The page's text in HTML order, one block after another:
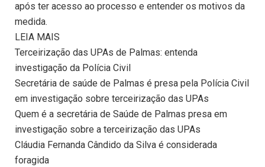
após ter acesso ao processo e entender os motivos da
medida.
LEIA MAIS
Terceirização das UPAs de Palmas: entenda
investigação da Polícia Civil
Secretária de saúde de Palmas é presa pela Polícia Civil
em investigação sobre terceirização das UPAs
Quem é a secretária de Saúde de Palmas presa em
investigação sobre a terceirização das UPAs
Cláudia Fernanda Cândido da Silva é considerada
foragida